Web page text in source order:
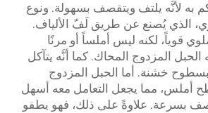
به لأنَّه يلتف ويتقصف بسهولة. ونوع
الذي يُصنع عن طريق لَفّ الألياف.
قوياً، لكنه ليس أملساً أو مرنًا
الحبل المزدوج المحاك. كما أنَّه يتآكل
خشنة. أما الحبل المزدوج
أملس، مما يجعل التعامل معه أسهل
بسرعة. علاوةً على ذلك، فهو يطفو